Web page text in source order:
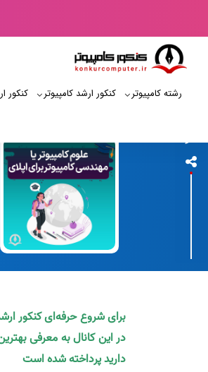
رشته کامپیوتر کنکور ارشد کامپیوتر کنکور
برای شروع حرفه‌ای کنکور
در این کانال به معرفی
دارید پرداخته شده است